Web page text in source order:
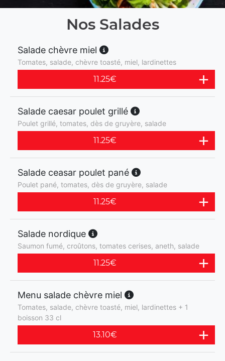
Nos Salades
Salade chèvre miel
Tomates, salade, chèvre toasté, miel, lardinettes
11.25€
Salade caesar poulet grillé
Poulet grillé, tomates, dès de gruyère, salade
11.25€
Salade ceasar poulet pané
Poulet pané, tomates, dès de gruyère, salade
11.25€
Salade nordique
Saumon fumé, croûtons, tomates cerises, aneth, salade
11.25€
Menu salade chèvre miel
Tomates, salade, chèvre toasté, miel, lardinettes + 1
boisson 33 cl
13.10€